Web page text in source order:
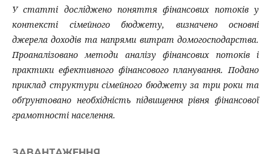
У статті досліджено поняття фінансових потоків у
контексті сімейного бюджету, визначено основні
джерела доходів та напрями витрат домогосподарства.
Проаналізовано методи аналізу фінансових потоків і
практики ефективного фінансового планування. Подано
приклад структури сімейного бюджету за три роки та
обґрунтовано необхідність підвищення рівня фінансової
грамотності населення.